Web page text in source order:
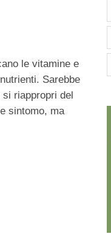
le vitamine e
Sarebbe
riappropri del
sintomo, ma